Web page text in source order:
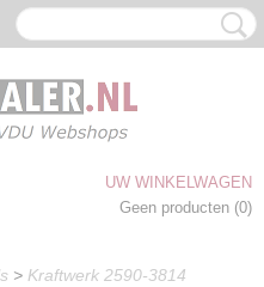
UW WINKELWAGEN
Geen producten (0)
> Kraftwerk 2590-3814